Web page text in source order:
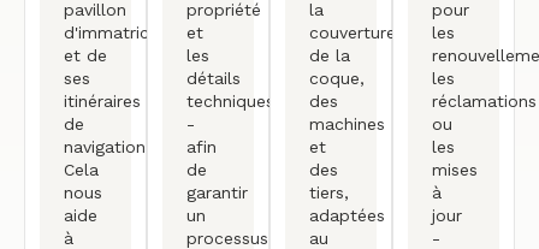
pavillon
d'immatriculation
et de
ses
itinéraires
de
navigation.
Cela
nous
aide
à
propriété
et
les
détails
techniques
-
afin
de
garantir
un
processus
la
couverture
de la
coque,
des
machines
et
des
tiers,
adaptées
au
pour
les
les
réclamations
ou
les
mises
à
jour
-